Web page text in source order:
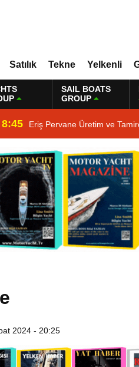
Satılık Tekne Yelkenli
SAIL BOATS
GROUP
8:45 Eriş Pervane Üretim ve
2024 - 20:25